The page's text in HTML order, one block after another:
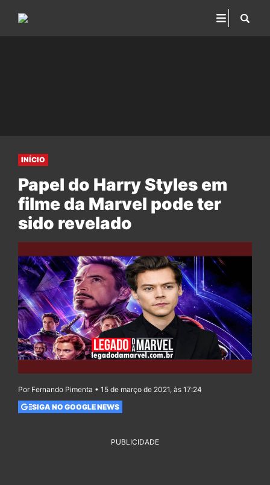
INÍCIO
Papel do Harry Styles em
filme da Marvel pode ter
sido revelado
Por Fernando Pimenta • 15 de março de 2021, às 17:24
SIGA NO GOOGLE NEWS
PUBLICIDADE